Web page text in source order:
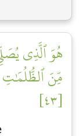
هُوَ ٱلَّذِي
مِّنَ ٱلظُّلُمَٰتِ
[٤٣]